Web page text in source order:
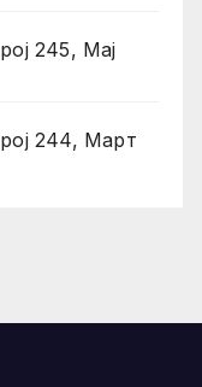
245, Мај
244, Март